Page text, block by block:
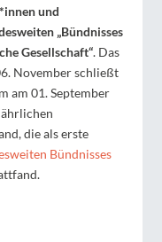
und
„Bündnisses
Gesellschaft“. Das
November schließt
am 01. September
die als erste
Bündnisses